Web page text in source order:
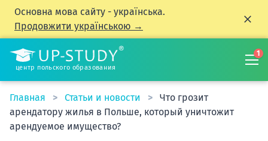
Основна мова сайту - українська.
Продовжити українською →
центр польского образования
1
Главная Статьи и новости
Что грозит
арендатору жилья в Польше, который уничтожит
арендуемое имущество?